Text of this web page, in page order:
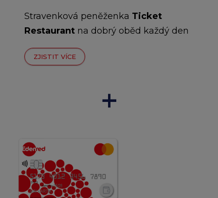
Stravenková peněženka Ticket
Restaurant na dobrý oběd každý den
ZJISTIT VÍCE
+